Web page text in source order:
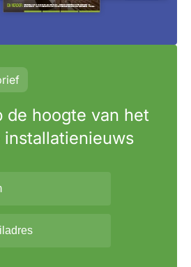
de hoogte van het
installatienieuws